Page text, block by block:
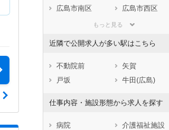
滋賀県
京都府
大阪府
奈良県
香川県
愛媛県
福岡県
佐賀県
長崎県
鹿児島県
沖縄県
広島市南区
広島市西区
広島市安佐南区
広島市安佐北区
呉市
竹原市
三原市
尾道市
三次市
庄原市
大竹市
東広島市
もっと見る
近隣で公開求人が多い駅はこちら
不動院前
矢賀
戸坂
牛田(広島)
仕事内容・施設形態から求人を探す
病院
介護福祉施設